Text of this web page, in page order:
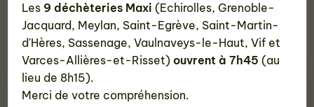
Les 9 déchèteries Maxi (Echirolles, Grenoble-
Jacquard, Meylan, Saint-Egrève, Saint-Martin-
d'Hères, Sassenage, Vaulnaveys-le-Haut, Vif et
Varces-Allières-et-Risset) ouvrent à 7h45(au
lieu de 8h15).
Merci de votre compréhension.
Vous avez besoin de raccorder votre maison ou
bâtiment à l'eau potable ? D'installer un compteur
d'eau ? Voici toutes les informations pratiques.